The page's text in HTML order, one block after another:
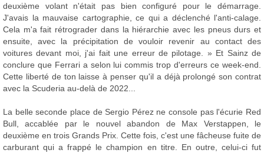
deuxième volant n'était pas bien configuré pour le démarrage.
J'avais la mauvaise cartographie, ce qui a déclenché l'anti-calage.
Cela m'a fait rétrograder dans la hiérarchie avec les pneus durs et
ensuite, avec la précipitation de vouloir revenir au contact des
voitures devant moi, j'ai fait une erreur de pilotage. » Et Sainz de
conclure que Ferrari a selon lui commis trop d'erreurs ce week-end.
Cette liberté de ton laisse à penser qu'il a déjà prolongé son contrat
avec la Scuderia au-delà de 2022...
La belle seconde place de Sergio Pérez ne console pas l'écurie Red
Bull, accablée par le nouvel abandon de Max Verstappen, le
deuxième en trois Grands Prix. Cette fois, c'est une fâcheuse fuite de
carburant qui a frappé le champion en titre. En outre, celui-ci fut